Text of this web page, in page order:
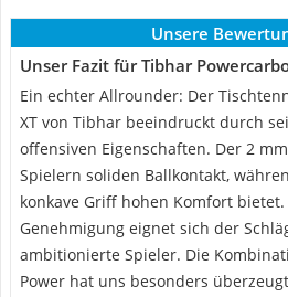
Unsere
Unser Fazit für Tibhar
Ein echter Allrounder: Der
XT von Tibhar beeindruckt durch
offensiven Eigenschaften. Der 2
Spielern soliden Ballkontakt,
konkave Griff hohen Komfort bietet.
Genehmigung eignet sich der
ambitionierte Spieler. Die
Power hat uns besonders